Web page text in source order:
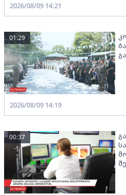
2026/08/09 14:21
01:29
2026/08/09 14:19
00:37